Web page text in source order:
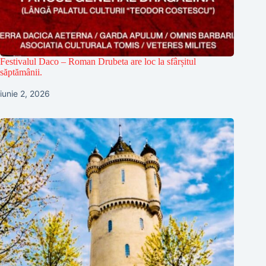
Festivalul Daco – Roman Drubeta are loc la sfârșitul
săptămânii.
iunie 2, 2026